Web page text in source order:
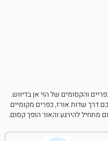
והקסומים של הוי אן בדיווש.
דרך שדות אורז, כפרים מקומיים
מתחיל להירגע והאור הופך קסום.